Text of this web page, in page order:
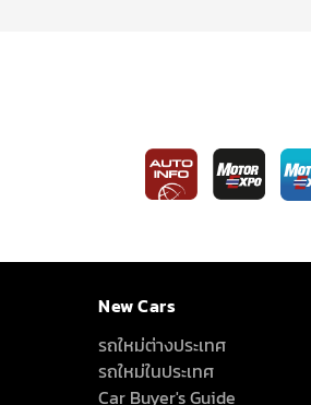
New Cars
รถใหม่ต่างประเทศ
รถใหม่ในประเทศ
Car Buyer's Guide